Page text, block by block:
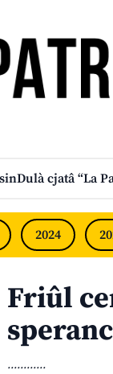
Dulà cjatâ “La
2024
Friûl
............